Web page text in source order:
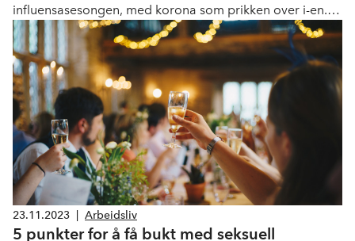
influensasesongen, med korona som prikken over i-en.
Hvem blir mest syk? Bør folk i større grad holde seg
hjemme? Og hvordan kan og bør arbeidsgivere
forberede seg på en slik varslet sykefraværskrise, spør
Anne-Cecilie Kaltenborn i Dagens Perspektiv.
23.11.2023 Arbeidsliv
5 punkter for å få bukt med seksuell